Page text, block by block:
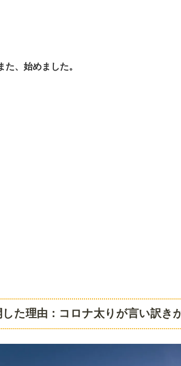
た、始めました。
した理由：コロナ太りが言い訳き